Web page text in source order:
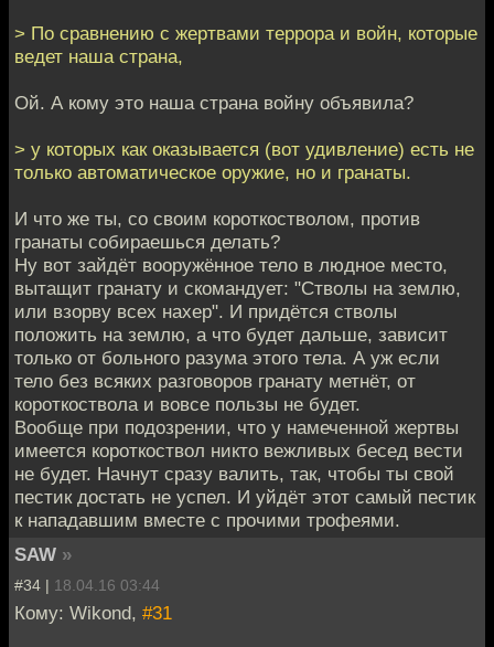
> По сравнению с жертвами террора и войн, которые
ведет наша страна,
Ой. А кому это наша страна войну объявила?
> у которых как оказывается (вот удивление) есть не
только автоматическое оружие, но и гранаты.
И что же ты, со своим короткостволом, против
гранаты собираешься делать?
Ну вот зайдёт вооружённое тело в людное место,
вытащит гранату и скомандует: "Стволы на землю,
или взорву всех нахер". И придётся стволы
положить на землю, а что будет дальше, зависит
только от больного разума этого тела. А уж если
тело без всяких разговоров гранату метнёт, от
короткоствола и вовсе пользы не будет.
Вообще при подозрении, что у намеченной жертвы
имеется короткоствол никто вежливых бесед вести
не будет. Начнут сразу валить, так, чтобы ты свой
пестик достать не успел. И уйдёт этот самый пестик
к нападавшим вместе с прочими трофеями.
SAW »
#34 | 18.04.16 03:44
Кому: Wikond, #31